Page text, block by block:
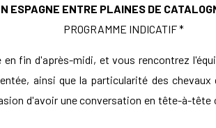
ESPAGNE ENTRE PLAINES DE
PROGRAMME INDICATIF *
fin d'après-midi, et vous rencontrez
ainsi que la particularité des chevaux
d'avoir une conversation en tête-à-tête